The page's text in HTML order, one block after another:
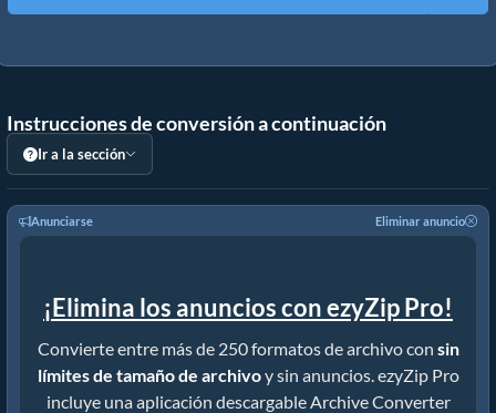
Otras herramientas
Instrucciones de conversión a continuación
Ir a la sección
Anunciarse Eliminar anuncio
¡Elimina los anuncios con ezyZip Pro!
Convierte entre más de 250 formatos de archivo con sin
límites de tamaño de archivoy sin anuncios. ezyZip Pro
incluye una aplicación descargable Archive Converter